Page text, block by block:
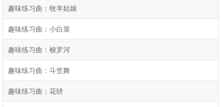
趣味练习曲：牧羊姑娘
趣味练习曲：小白菜
趣味练习曲：梭罗河
趣味练习曲：斗笠舞
趣味练习曲：花轿